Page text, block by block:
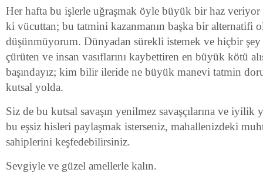
Her hafta bu işlerle uğraşmak öyle büyük bir haz veriyor
ki vücuttan; bu tatmini kazanmanın başka bir alternatifi
düşünmüyorum. Dünyadan sürekli istemek ve hiçbir şey
çürüten ve insan vasıflarını kaybettiren en büyük kötü
başındayız; kim bilir ileride ne büyük manevi tatmin
kutsal yolda.
Siz de bu kutsal savaşın yenilmez savaşçılarına ve iyilik
bu eşsiz hisleri paylaşmak isterseniz, mahallenizdeki
sahiplerini keşfedebilirsiniz.
Sevgiyle ve güzel amellerle kalın.